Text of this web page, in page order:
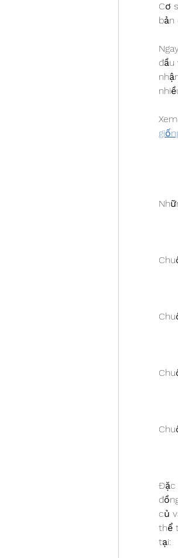
Cơ
bản
đầu
Đặc
củ
thể
tại: